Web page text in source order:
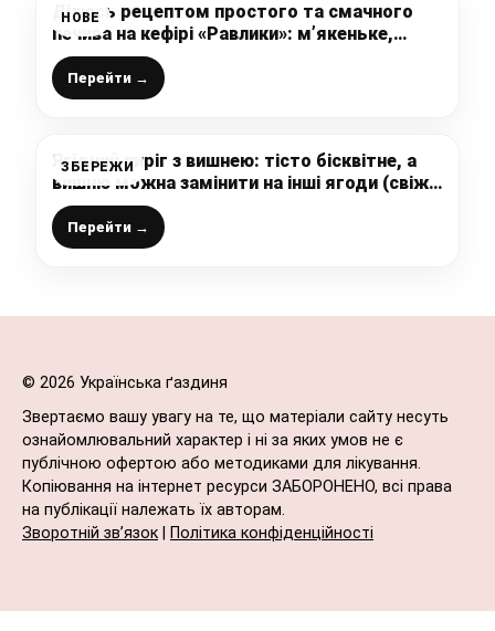
НОВЕ
Ділюсь рецептом простого та смачного
печива на кефірі «Равлики»: м’якеньке,
шарувате та дуже ніжне (швидка випічка
до чаю)
Перейти →
ЗБЕРЕЖИ
Ягідний пиріг з вишнею: тісто бісквітне, а
вишню можна замінити на інші ягоди (свіжі
або заморожені) – зберігайте рецептик!
Перейти →
© 2026 Українська ґаздиня
Звертаємо вашу увагу на те, що матеріали сайту несуть
ознайомлювальний характер і ні за яких умов не є
публічною офертою або методиками для лікування.
Копіювання на інтернет ресурси ЗАБОРОНЕНО, всі права
на публікації належать їх авторам.
Зворотній зв’язок
Політика конфіденційності